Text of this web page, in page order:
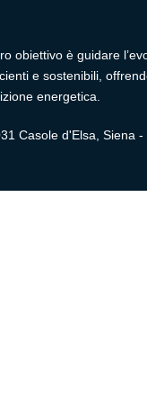
obiettivo è guidare
e sostenibili,
energetica.
Casole d'Elsa, Siena -